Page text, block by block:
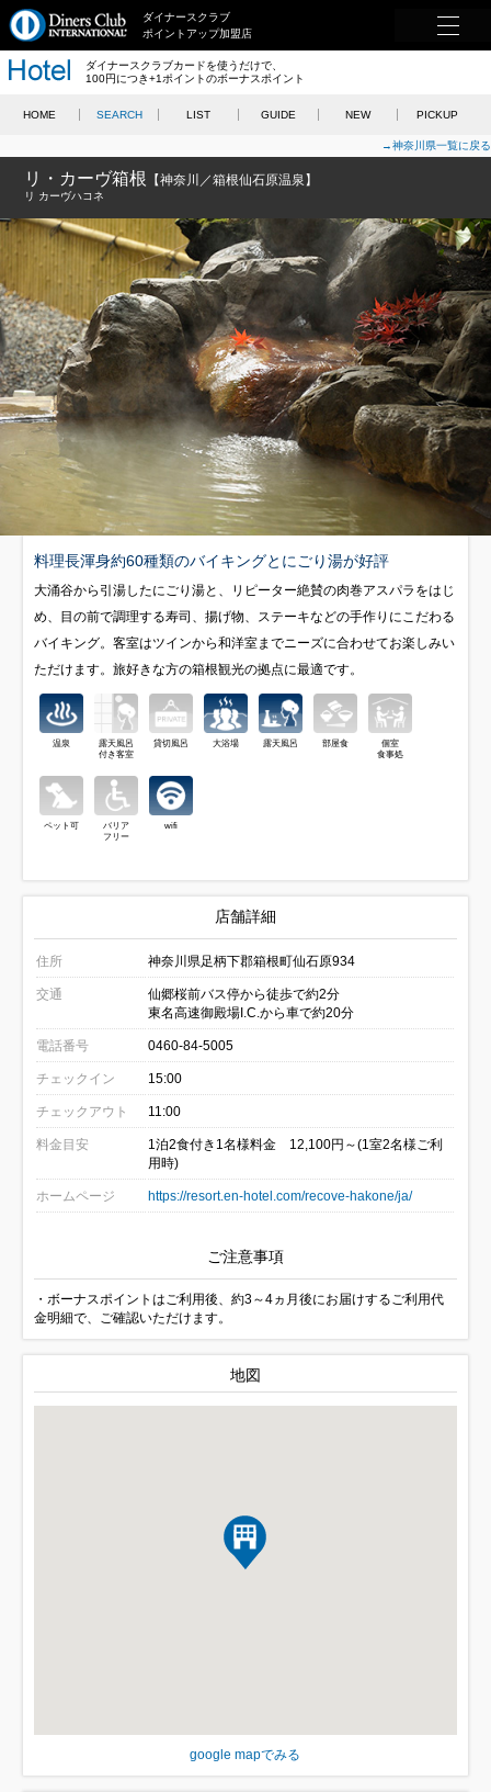
ダイナースクラブ
ポイントアップ加盟店
ダイナースクラブカードを使うだけで、
100円につき+1ポイントのボーナスポイント
HOME SEARCH LIST GUIDE NEW PICKUP
→神奈川県一覧に戻る
リ・カーヴ箱根 【神奈川／箱根仙石原温泉】
リ カーヴハコネ
料理長渾身約60種類のバイキングとにごり湯が好評
大涌谷から引湯したにごり湯と、リピーター絶賛の肉巻アスパラをはじ
め、目の前で調理する寿司、揚げ物、ステーキなどの手作りにこだわる
バイキング。客室はツインから和洋室までニーズに合わせてお楽しみい
ただけます。旅好きな方の箱根観光の拠点に最適です。
温泉
露天風呂
付き客室
貸切風呂 大浴場 露天風呂 部屋食
個室
食事処
ペット可
バリア
フリー
wifi
店舗詳細
住所 神奈川県足柄下郡箱根町仙石原934
交通
仙郷桜前バス停から徒歩で約2分
東名高速御殿場I.C.から車で約20分
電話番号 0460-84-5005
チェックイン 15:00
チェックアウト 11:00
料金目安
1泊2食付き1名様料金 12,100円～(1室2名様ご利
用時)
ホームページ https://resort.en-hotel.com/recove-hakone/ja/
ご注意事項
・ボーナスポイントはご利用後、約3～4ヵ月後にお届けするご利用代
金明細で、ご確認いただけます。
地図
google mapでみる